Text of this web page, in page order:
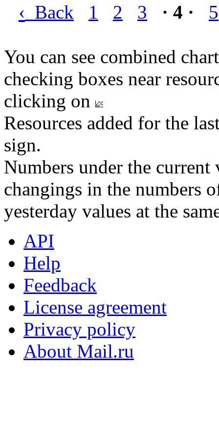
‹ Back 1 2 3 · 4 · 5
You can see combined
checking boxes near
clicking on
Resources added for the
sign.
Numbers under the
changings in the numbers
yesterday values at the
API
Help
Feedback
License agreement
Privacy policy
About Mail.ru